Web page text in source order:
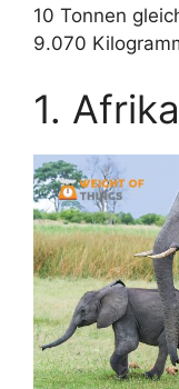
10 Tonnen
9.070
1.